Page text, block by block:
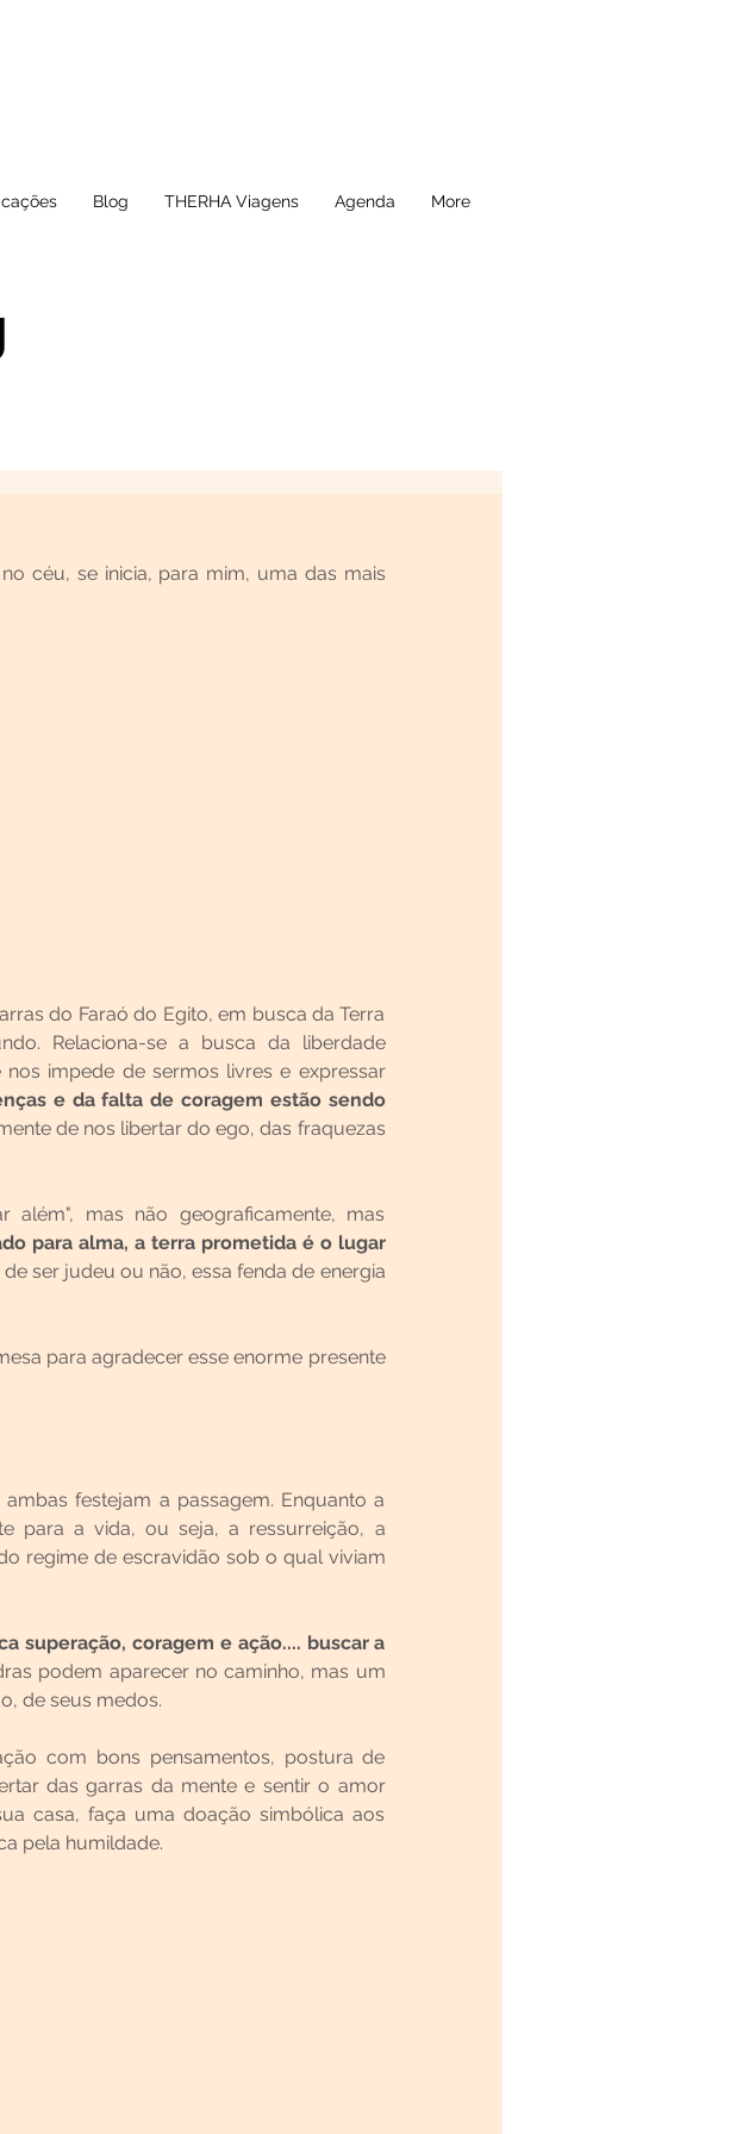
Blog THERHA Viagens Agenda More
céu, se inicia, para mim, uma das mais
do Faraó do Egito, em busca da Terra
Relaciona-se a busca da liberdade
impede de sermos livres e expressar
e da falta de coragem estão sendo
de nos libertar do ego, das fraquezas
além", mas não geograficamente, mas
para alma, a terra prometida é o lugar
ser judeu ou não, essa fenda de energia
para agradecer esse enorme presente
festejam a passagem. Enquanto a
para a vida, ou seja, a ressurreição, a
regime de escravidão sob o qual viviam
superação, coragem e ação.... buscar a
podem aparecer no caminho, mas um
de seus medos.
com bons pensamentos, postura de
das garras da mente e sentir o amor
casa, faça uma doação simbólica aos
pela humildade.